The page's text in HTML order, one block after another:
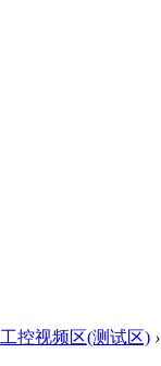
工控视频区(测试区) ›